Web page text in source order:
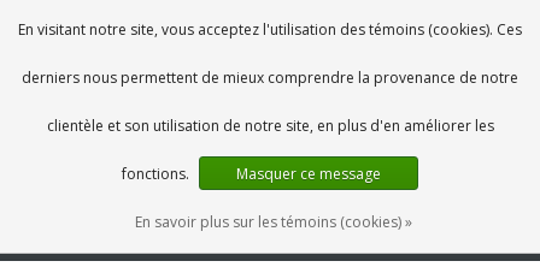
0 Articles
FR
En visitant notre site, vous acceptez l'utilisation des témoins (cookies). Ces
derniers nous permettent de mieux comprendre la provenance de notre
clientèle et son utilisation de notre site, en plus d'en améliorer les
fonctions. Masquer ce message
En savoir plus sur les témoins (cookies) »